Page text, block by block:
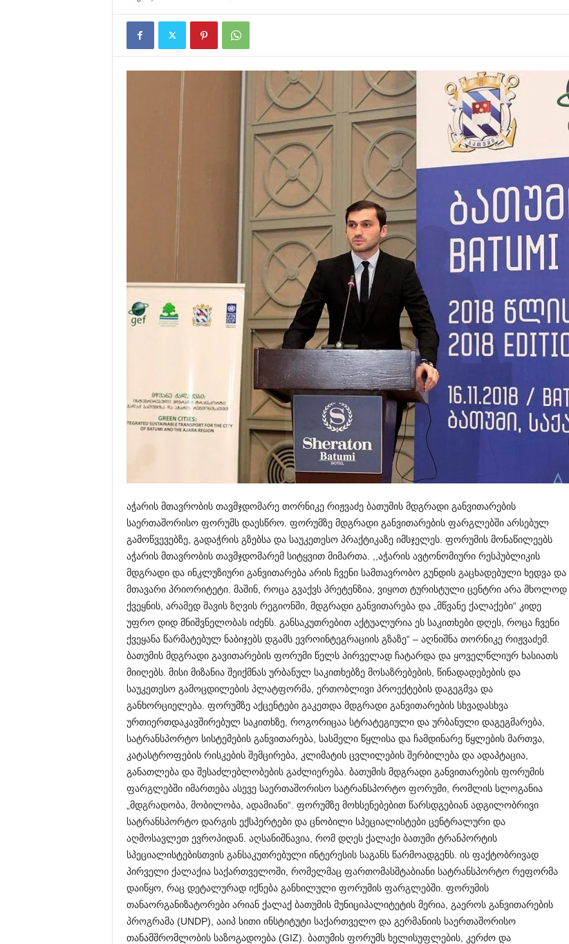
აჭარის მთავრობის თავმჯდომარე თორნიკე რიჟვაძე ბათუმის მდგრადი განვითარების
საერთაშორისო ფორუმს დაესწრო. ფორუმზე მდგრადი განვითარების ფარგლებში არსებულ
გამოწვევებზე, გადაჭრის გზებსა და საუკეთესო პრაქტიკაზე იმსჯელეს. ფორუმის მონაწილეებს
აჭარის მთავრობის თავმჯდომარემ სიტყვით მიმართა. ,,აჭარის ავტონომიური რესპუბლიკის
მდგრადი და ინკლუზიური განვითარება არის ჩვენი სამთავრობო გუნდის გაცხადებული ხედვა და
მთავარი პრიორიტეტი. მაშინ, როცა გვაქვს პრეტენზია, ვიყოთ ტურისტული ცენტრი არა მხოლოდ
ქვეყნის, არამედ შავის ზღვის რეგიონში, მდგრადი განვითარება და „მწვანე ქალაქები“ კიდე
უფრო დიდ მნიშვნელობას იძენს. განსაკუთრებით აქტუალურია ეს საკითხები დღეს, როცა ჩვენი
ქვეყანა წარმატებულ ნაბიჯებს დგამს ევროინტეგრაციის გზაზე“ – აღნიშნა თორნიკე რიჟვაძემ.
ბათუმის მდგრადი გავითარების ფორუმი წელს პირველად ჩატარდა და ყოველწლიურ ხასიათს
მიიღებს. მისი მიზანია შეიქმნას ურბანულ საკითხებზე მოსაზრებების, წინადადებების და
საუკეთესო გამოცდილების პლატფორმა, ერთობლივი პროექტების დაგეგმვა და
განხორციელება. ფორუმზე აქცენტები გაკეთდა მდგრადი განვითარების სხვადასხვა
ურთიერთდაკავშირებულ საკითხზე, როგორიცაა სტრატეგიული და ურბანული დაგეგმარება,
სატრანსპორტო სისტემების განვითარება, სასმელი წყლისა და ჩამდინარე წყლების მართვა,
კატასტროფების რისკების შემცირება, კლიმატის ცვლილების შერბილება და ადაპტაცია,
განათლება და შესაძლებლობების გაძლიერება. ბათუმის მდგრადი განვითარების ფორუმის
ფარგლებში იმართება ასევე საერთაშორისო სატრანსპორტო ფორუმი, რომლის სლოგანია
„მდგრადობა, მობილობა, ადამიანი“. ფორუმზე მოხსენებებით წარსდგებიან ადგილობრივი
სატრანსპორტო დარგის ექსპერტები და ცნობილი სპეციალისტები ცენტრალური და
აღმოსავლეთ ევროპიდან. აღსანიშნავია, რომ დღეს ქალაქი ბათუმი ტრანპორტის
სპეციალისტებისთვის განსაკუთრებული ინტერესის საგანს წარმოადგენს. ის ფაქტობრივად
პირველი ქალაქია საქართველოში, რომელმაც ფართომასშტაბიანი სატრანსპორტო რეფორმა
დაიწყო, რაც დეტალურად იქნება განხილული ფორუმის ფარგლებში. ფორუმის
თანაორგანიზატორები არიან ქალაქ ბათუმის მუნიციპალიტეტის მერია, გაეროს განვითარების
პროგრამა (UNDP), ააიპ სითი ინსტიტუტი საქართველო და გერმანიის საერთაშორისო
თანამშრომლობის საზოგადოება (GIZ). ბათუმის ფორუმს ხელისუფლების, კერძო და